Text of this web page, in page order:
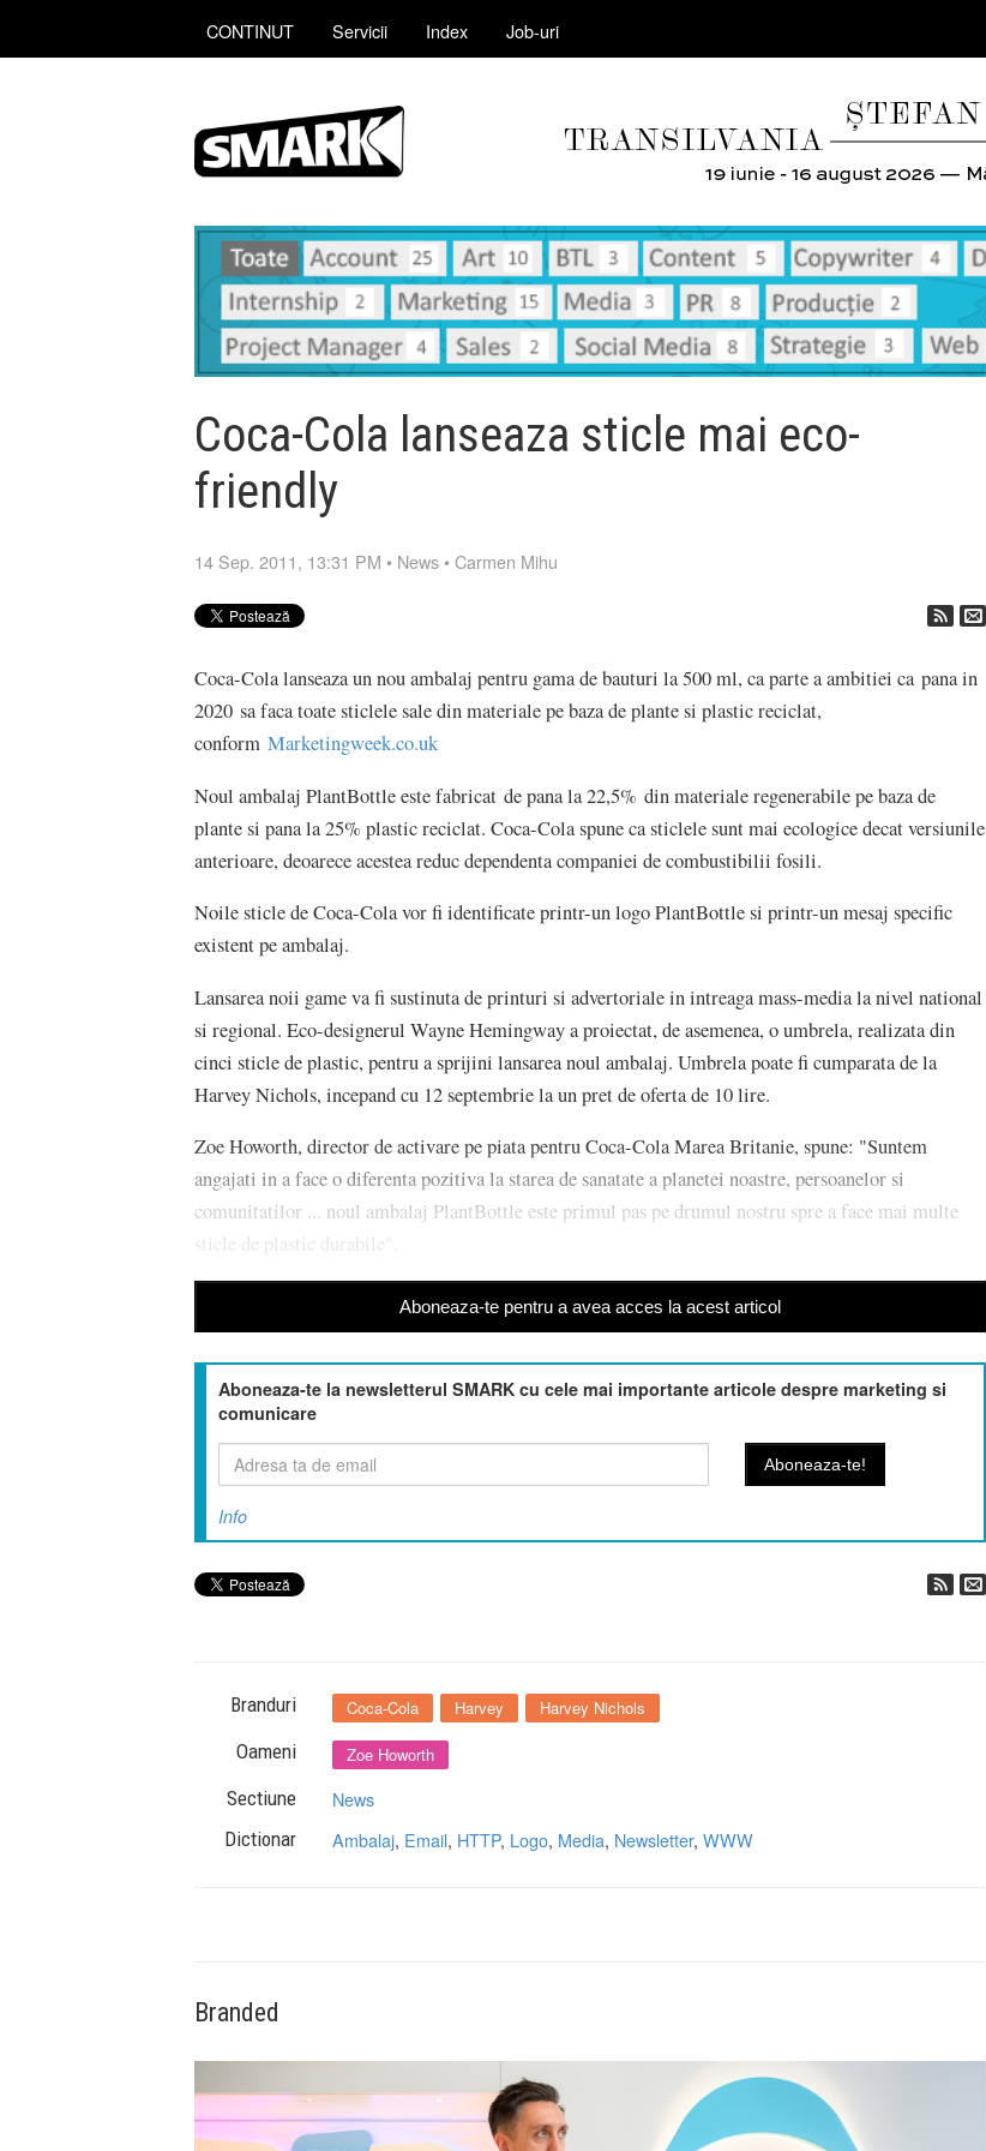
CONTINUT Servicii Index Job-uri
Coca-Cola lanseaza sticle mai eco-
friendly
14 Sep. 2011, 13:31 PM • News •Carmen Mihu
Coca-Cola lanseaza un nou ambalaj pentru gama de bauturi la 500 ml, ca parte a ambitiei ca pana in
2020 sa faca toate sticlele sale din materiale pe baza de plante si plastic reciclat,
conform Marketingweek.co.uk
Noul ambalaj PlantBottle este fabricat de pana la 22,5% din materiale regenerabile pe baza de
plante si pana la 25% plastic reciclat. Coca-Cola spune ca sticlele sunt mai ecologice decat versiunile
anterioare, deoarece acestea reduc dependenta companiei de combustibilii fosili.
Noile sticle de Coca-Cola vor fi identificate printr-un logo PlantBottle si printr-un mesaj specific
existent pe ambalaj.
Lansarea noii game va fi sustinuta de printuri si advertoriale in intreaga mass-media la nivel national
si regional. Eco-designerul Wayne Hemingway a proiectat, de asemenea, o umbrela, realizata din
cinci sticle de plastic, pentru a sprijini lansarea noul ambalaj. Umbrela poate fi cumparata de la
Harvey Nichols, incepand cu 12 septembrie la un pret de oferta de 10 lire.
Zoe Howorth, director de activare pe piata pentru Coca-Cola Marea Britanie, spune: "Suntem
angajati in a face o diferenta pozitiva la starea de sanatate a planetei noastre, persoanelor si
comunitatilor ... noul ambalaj PlantBottle este primul pas pe drumul nostru spre a face mai multe
sticle de plastic durabile".
Aboneaza-te pentru a avea acces la acest articol
Aboneaza-te la newsletterul SMARK cu cele mai importante articole despre marketing si
comunicare
Info
Branduri Coca-Cola Harvey Harvey Nichols
Oameni Zoe Howorth
Sectiune News
Dictionar Ambalaj, Email, HTTP, Logo, Media, Newsletter, WWW
Branded